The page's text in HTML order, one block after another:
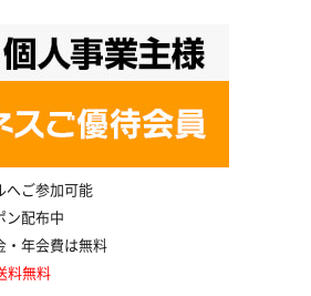
へご参加可能
ン配布中
・年会費は無料
料無料